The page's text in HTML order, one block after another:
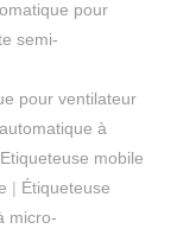
pour
semi-
pour ventilateur
à
Etiqueteuse mobile
| Étiqueteuse
micro-